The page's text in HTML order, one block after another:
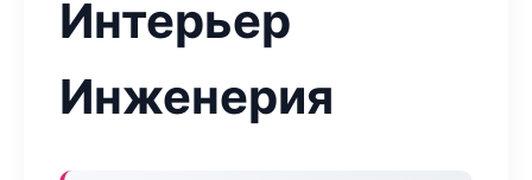
Интерьер
Инженерия